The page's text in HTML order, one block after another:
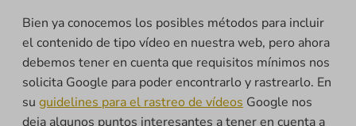
Bien ya conocemos los posibles métodos para incluir
el contenido de tipo vídeo en nuestra web, pero ahora
debemos tener en cuenta que requisitos mínimos nos
solicita Google para poder encontrarlo y rastrearlo. En
su guidelines para el rastreo de vídeos Google nos
deja algunos puntos interesantes a tener en cuenta a